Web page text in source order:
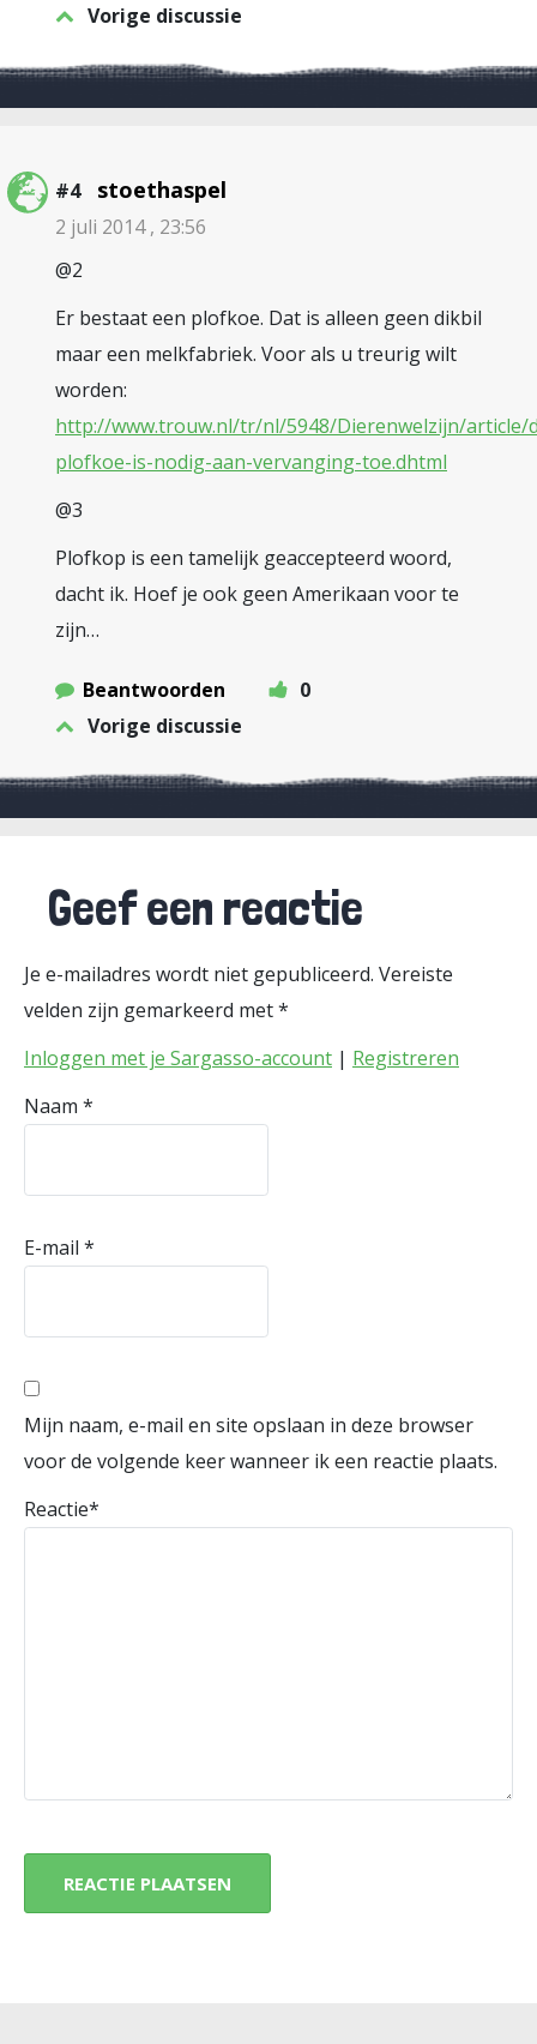
Vorige discussie
#4 stoethaspel
2 juli 2014 , 23:56
@2
Er bestaat een plofkoe. Dat is alleen geen dikbil
maar een melkfabriek. Voor als u treurig wilt
worden:
http://www.trouw.nl/tr/nl/5948/Dierenwelzijn/article/
plofkoe-is-nodig-aan-vervanging-toe.dhtml
@3
Plofkop is een tamelijk geaccepteerd woord,
dacht ik. Hoef je ook geen Amerikaan voor te
zijn…
Beantwoorden
0
Vorige discussie
Geef een reactie
Je e-mailadres wordt niet gepubliceerd. Vereiste
velden zijn gemarkeerd met*
Inloggen met je Sargasso-account | Registreren
Naam *
E-mail *
Mijn naam, e-mail en site opslaan in deze browser
voor de volgende keer wanneer ik een reactie plaats.
Reactie*